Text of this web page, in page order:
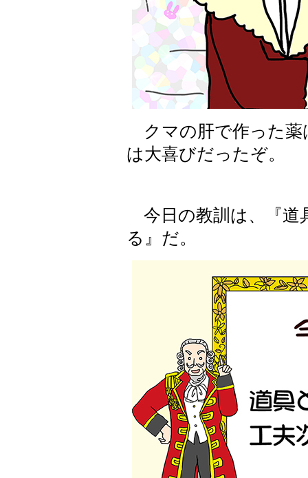
クマの肝で作った薬
は大喜びだったぞ。
今日の教訓は、『道
る』だ。